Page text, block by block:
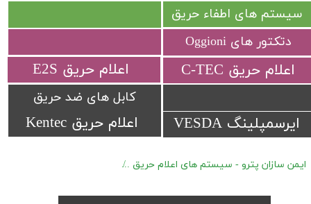
اعلام حریق Kentec
​اعلام حریق C-TEC​​​​​​​ ​اعلام حریق E2S
ایرسمپلینگ VESDA
سیستم های اطفاء حریق
کابل های ضد حریق
دتکتور های Oggioni
ایمن سازان پترو - سیستم های اعلام حریق